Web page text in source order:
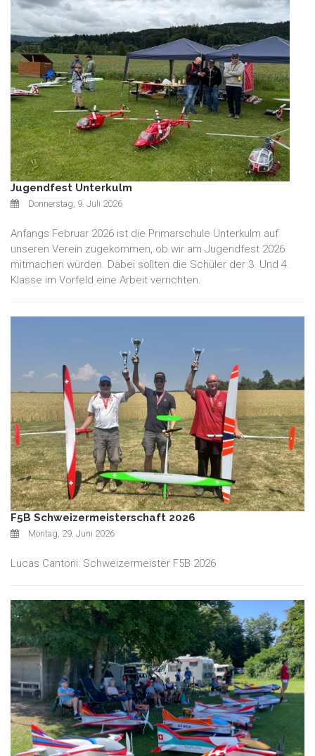
Jugendfest Unterkulm
Donnerstag, 9. Juli 2026
Anfangs Februar 2026 ist die Primarschule Unterkulm auf
unseren Verein zugekommen, ob wir am Jugendfest 2026
mitmachen würden. Dabei sollten die Schüler der 3. Und 4.
Klasse im Vorfeld eine Arbeit verrichten.
F5B Schweizermeisterschaft 2026
Montag, 29. Juni 2026
Lucas Cantoni: Schweizermeister F5B 2026